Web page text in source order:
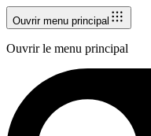
Ouvrir menu principal
Ouvrir le menu principal